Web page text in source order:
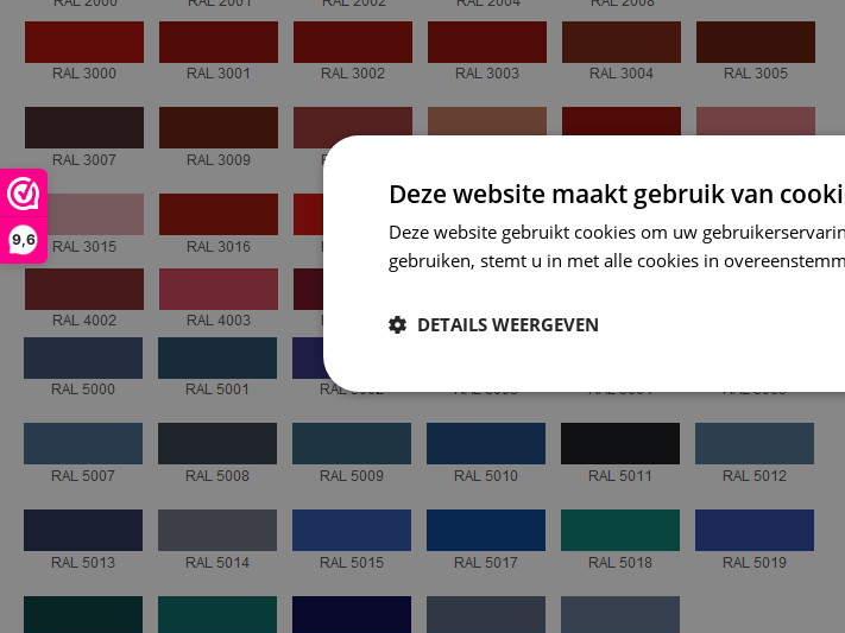
9,6
Deze website maakt gebruik van
Deze website gebruikt cookies om uw
gebruiken, stemt u in met alle cookies in
DETAILS WEERGEVEN